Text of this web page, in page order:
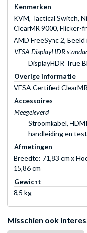
Kenmerken
KVM, Tactical Switch,
ClearMR 9000, Flicker-
AMD FreeSync 2,
VESA DisplayHDR
DisplayHDR True
Overige informatie
VESA Certified
Accessoires
Meegeleverd
Stroomkabel,
handleiding en
Afmetingen
Breedte: 71,83 cm x
15,86 cm
Gewicht
8,5 kg
Misschien ook